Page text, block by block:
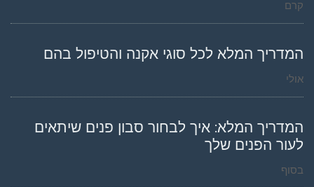
קרם
המדריך המלא לכל סוגי אקנה והטיפול בהם
אולי
המדריך המלא: איך לבחור סבון פנים שיתאים
לעור הפנים שלך
בסוף